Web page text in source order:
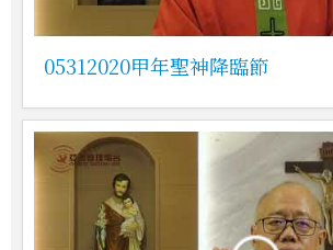
05312020甲年聖神降臨節